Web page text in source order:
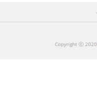
Copyright ⓒ 2020